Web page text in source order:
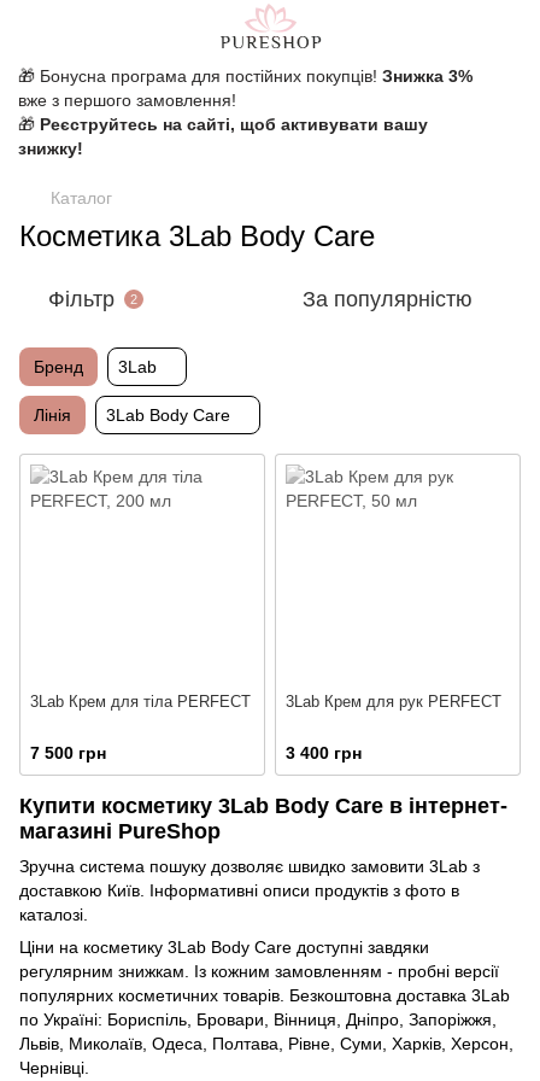
🎁 Бонусна програма для постійних покупців! Знижка 3%
вже з першого замовлення!
🎁 Реєструйтесь на сайті, щоб активувати вашу
знижку!
Каталог
Косметика 3Lab Body Care
Фільтр 2 За популярністю
Бренд 3Lab
Лінія 3Lab Body Care
3Lab Крем для тіла PERFECT
7 500 грн
3Lab Крем для рук PERFECT
3 400 грн
Купити косметику 3Lab Body Care в інтернет-
магазині PureShop
Зручна система пошуку дозволяє швидко замовити 3Lab з
доставкою Київ. Інформативні описи продуктів з фото в
каталозі.
Ціни на косметику 3Lab Body Care доступні завдяки
регулярним знижкам. Із кожним замовленням - пробні версії
популярних косметичних товарів. Безкоштовна доставка 3Lab
по Україні: Бориспіль, Бровари, Вінниця, Дніпро, Запоріжжя,
Львів, Миколаїв, Одеса, Полтава, Рівне, Суми, Харків, Херсон,
Чернівці.